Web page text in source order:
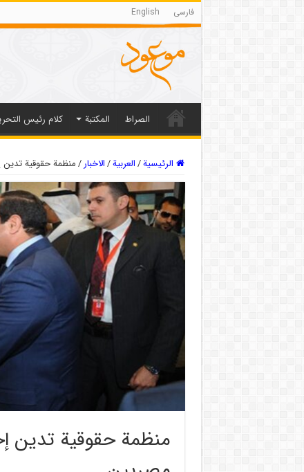
فارسی English
الصراط المکتبة كلام رئيس
الرئيسية/العربیة/الاخبار /منظمة حقوقية
منظمة حقوقية تدين